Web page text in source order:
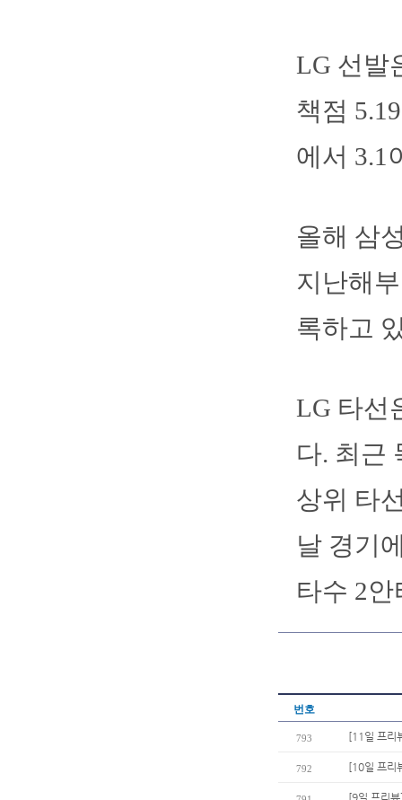
LG 선발
책점
에서 3.1
올해 삼
지난해
록하고
LG 타선
다. 최근
상위 타
날 경기
타수 2
번호
793 [11일 프리
792 [10일 프리
[9일 프리